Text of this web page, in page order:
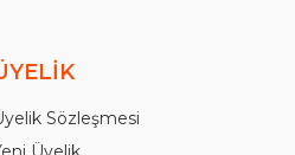
Sözleşmesi